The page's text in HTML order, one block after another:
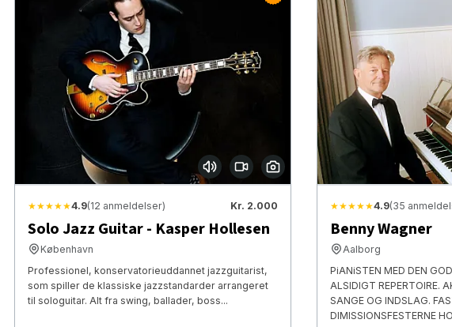
★★★★★4.9(12 anmeldelser) Kr. 2.000
Solo Jazz Guitar - Kasper Hollesen
København
Professionel, konservatorieuddannet jazzguitarist,
som spiller de klassiske jazzstandarder arrangeret
til sologuitar. Alt fra swing, ballader, boss...
★★★★★4.9(35
Benny Wagner
Aalborg
PiANiSTEN MED DEN
ALSIDIGT REPERTOIRE.
SANGE OG INDSLAG.
DIMISSIONSFESTERNE